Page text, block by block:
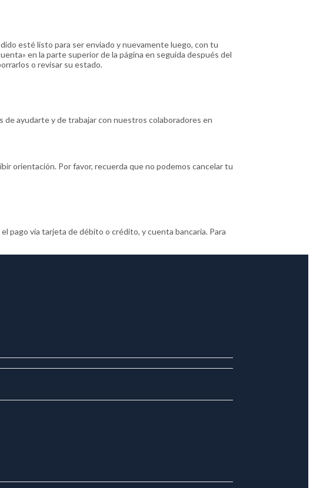
esté listo para ser enviado y nuevamente luego, con tu
en la parte superior de la página en seguida después del
o revisar su estado.
ayudarte y de trabajar con nuestros colaboradores en
orientación. Por favor, recuerda que no podemos cancelar tu
pago vía tarjeta de débito o crédito, y cuenta bancaria. Para